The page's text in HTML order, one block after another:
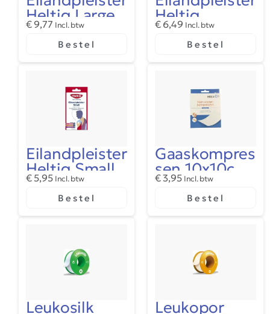
Heltiq Large
€9,77 Incl. btw
Bestel
Heltiq
Medium
€6,49 Incl. btw
Bestel
Eilandpleister
Heltiq Small
€5,95 Incl. btw
Bestel
Gaaskompres
sen 10x10cm
Steriel
€3,95 Incl. btw
Bestel
Leukosilk Leukopor